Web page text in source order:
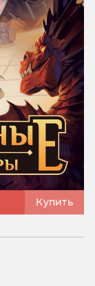
Купить